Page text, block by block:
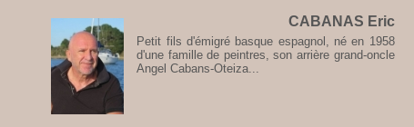
CABANAS Eric
Petit fils d'émigré basque espagnol, né en 1958
d'une famille de peintres, son arrière grand-oncle
Angel Cabans-Oteiza...